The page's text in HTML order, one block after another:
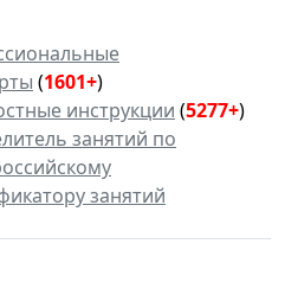
(1601+)
инструкции (5277+)
занятий по
занятий